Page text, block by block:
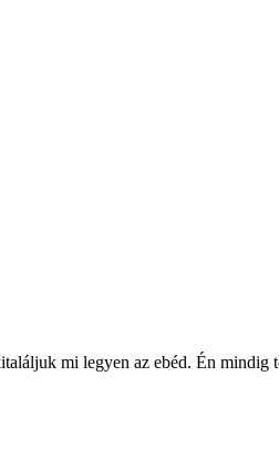
mi legyen az ebéd. Én